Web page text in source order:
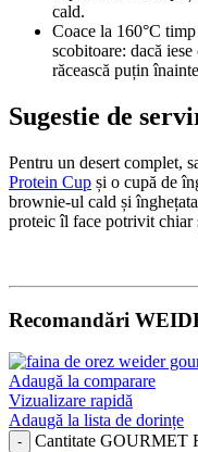
cald.
Coace la 160°C
scobitoare: dacă
răcească puțin
Sugestie de
Pentru un desert complet,
Protein Cup și o cupă de
brownie-ul cald și
proteic îl face potrivit chiar
Recomandări
Adaugă la comparare
Vizualizare rapidă
Adaugă la lista de dorințe
Cantitate GOURMET